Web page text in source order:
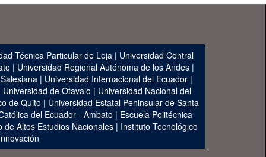
Técnica Particular de Loja | Universidad Central
| Universidad Regional Autónoma de los Andes|
| Universidad Internacional del Ecuador|
Universidad de Otavalo | Universidad Nacional del
de Quito | Universidad Estatal Peninsular de Santa
del Ecuador - Ambato | Escuela Politécnica
de Altos Estudios Nacionales | Instituto Tecnológico